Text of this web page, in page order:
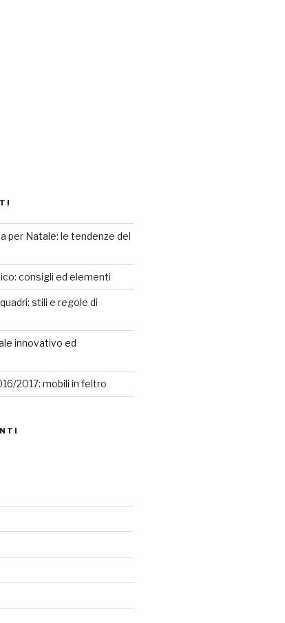
per Natale: le tendenze del
consigli ed elementi
stili e regole di
innovativo ed
2017: mobili in feltro